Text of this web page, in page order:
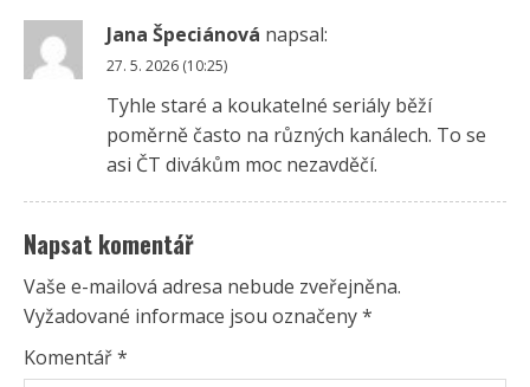
Jana Špeciánová napsal:
27. 5. 2026 (10:25)
Tyhle staré a koukatelné seriály běží
poměrně často na různých kanálech. To se
asi ČT divákům moc nezavděčí.
Napsat komentář
Vaše e-mailová adresa nebude zveřejněna.
Vyžadované informace jsou označeny*
Komentář*